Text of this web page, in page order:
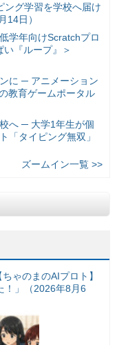
ング学習を学校へ届け
14日）
学年向けScratchプロ
『ループ』＞
に ─ アニメーション
教育ゲームポータル
へ ─ 大学1年生が個
「タイピング無双」
ズームイン一覧 >>
ゃのまのAIプロト】
！」（2026年8月6